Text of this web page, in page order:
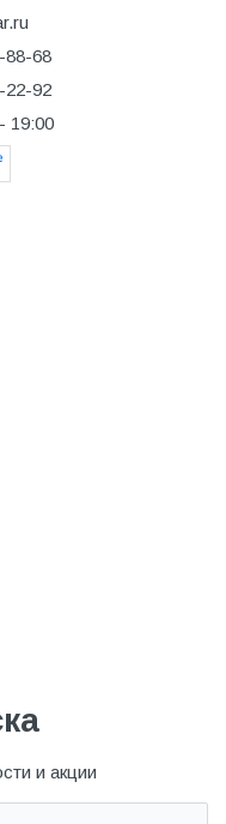
88-68
22-92
19:00
и акции